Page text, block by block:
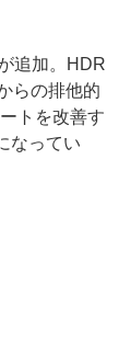
追加。HDR
らの排他的
トを改善す
なってい